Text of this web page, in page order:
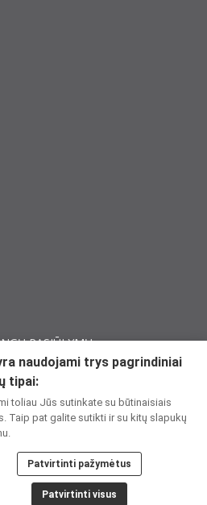
PASIŪLYMŲ:
su 22CPrivatumo politika
naudojami trys pagrindiniai
tipai:
toliau Jūs sutinkate su būtinaisiais
Taip pat galite sutikti ir su kitų slapukų
Patvirtinti pažymėtus
Patvirtinti visus